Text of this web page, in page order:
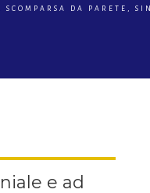
SCOMPARSA DA PARETE,
e ad